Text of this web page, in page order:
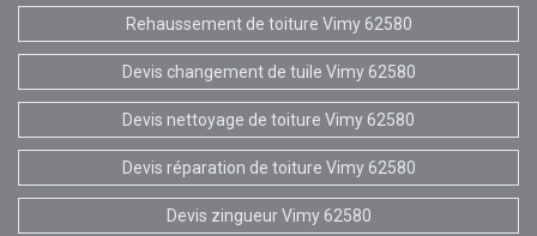
Rehaussement de toiture Vimy 62580
Devis changement de tuile Vimy 62580
Devis nettoyage de toiture Vimy 62580
Devis réparation de toiture Vimy 62580
Devis zingueur Vimy 62580